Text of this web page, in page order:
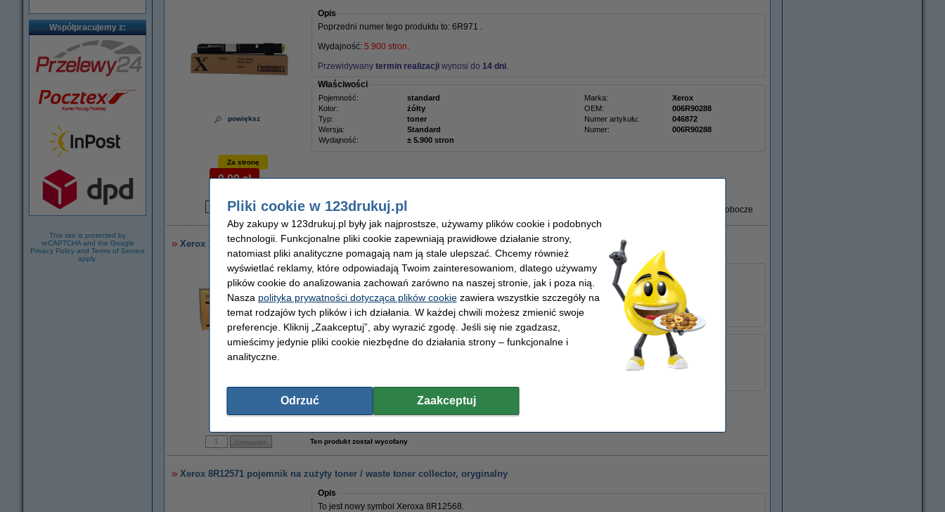
Współpracujemy z:
This site is protected by
reCAPTCHA and the Google
Privacy Policy and Terms of Service
apply.
powiększ
Opis
Poprzedni numer tego produktu to: 6R971 .
Wydajność: 5.900 stron.
Przewidywany termin realizacji wynosi do 14 dni.
Właściwości
Pojemność: standard Marka:
Xerox
Kolor:
żółty OEM:
006R90288
Typ:
toner Numer artykułu:
046872
Wersja:
Standard Numer:
006R90288
Wydajność:
± 5.900 stron
Za stronę
0,09 zł
549,00 zł
Dostawa: 2-3 dni robocze
Xerox 13R562 bęben światłoczuły / drum, oryginalny
Opis
To jest nowy symbol Xeroxa 13R561
Wydajność: 12.500 stron
Przewidywanytermin realizacjiwynosi do 14 dni.
Właściwości
Pojemność: standard
± 12.500 stron
Xerox
013R00562
0,18 zł
Ten produkt został wycofany
Xerox 8R12571 pojemnik na zużyty toner / waste toner collector, oryginalny
Opis
To jest nowy symbol Xeroxa 8R12568.
Pliki cookie w 123drukuj.pl
Aby zakupy w 123drukuj.pl były jak najprostsze, używamy plików cookie i podobnych
technologii. Funkcjonalne pliki cookie zapewniają prawidłowe działanie strony,
natomiast pliki analityczne pomagają nam ją stale ulepszać. Chcemy również
wyświetlać reklamy, które odpowiadają Twoim zainteresowaniom, dlatego używamy
plików cookie do analizowania zachowań zarówno na naszej stronie, jak i poza nią.
Nasza polityka prywatności dotycząca plików cookiezawiera wszystkie szczegóły na
temat rodzajów tych plików i ich działania. W każdej chwili możesz zmienić swoje
preferencje. Kliknij „Zaakceptuj”, aby wyrazić zgodę. Jeśli się nie zgadzasz,
umieścimy jedynie pliki cookie niezbędne do działania strony – funkcjonalne i
analityczne.
Odrzuć Zaakceptuj